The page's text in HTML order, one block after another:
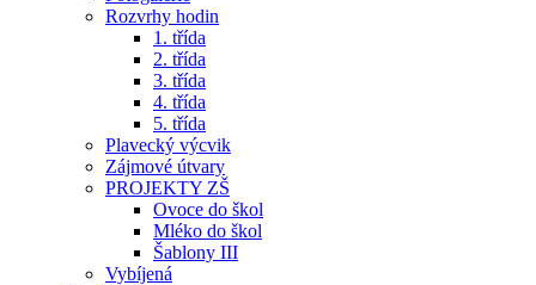
Rozvrhy hodin
1. třída
2. třída
3. třída
4. třída
5. třída
Plavecký výcvik
Zájmové útvary
PROJEKTY ZŠ
Ovoce do škol
Mléko do škol
Šablony III
Vybíjená